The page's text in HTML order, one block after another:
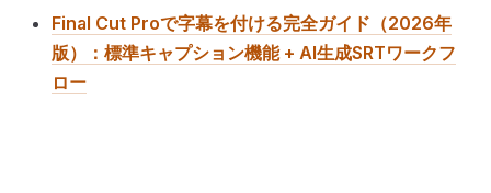
Final Cut Proで字幕を付ける完全ガイド（2026年
版）：標準キャプション機能 + AI生成SRTワークフ
ロー